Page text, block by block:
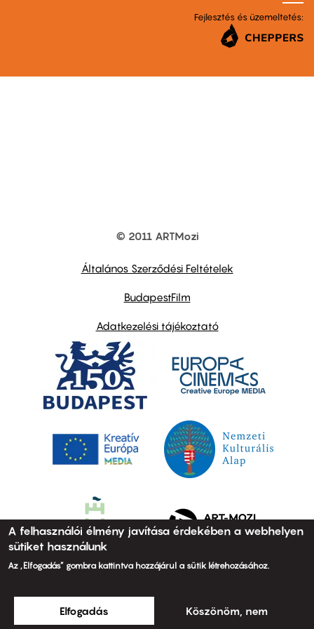
Fejlesztés és üzemeltetés:
© 2011 ARTMozi
Általános Szerződési Feltételek
BudapestFilm
Adatkezelési tájékoztató
A felhasználói élmény javítása érdekében a webhelyen
sütiket használunk
Az „Elfogadás” gombra kattintva hozzájárul a sütik létrehozásához.
Elfogadás Köszönöm, nem